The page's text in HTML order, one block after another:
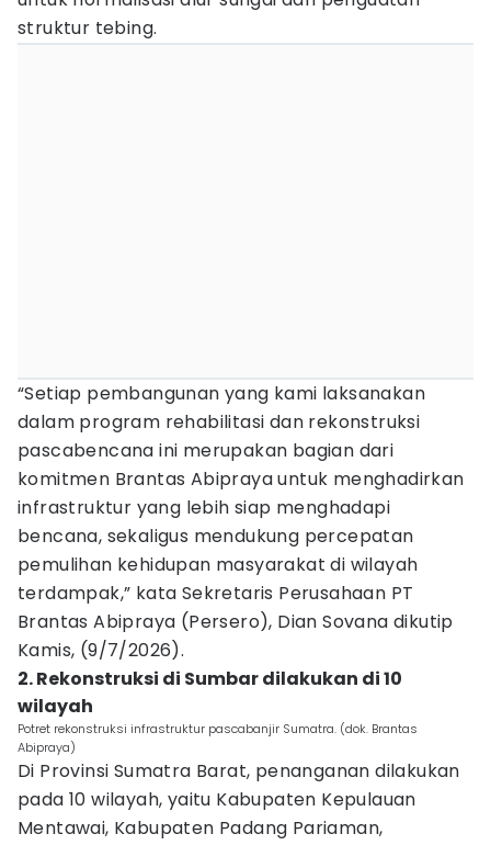
struktur tebing.
“Setiap pembangunan yang kami laksanakan
dalam program rehabilitasi dan rekonstruksi
pascabencana ini merupakan bagian dari
komitmen Brantas Abipraya untuk menghadirkan
infrastruktur yang lebih siap menghadapi
bencana, sekaligus mendukung percepatan
pemulihan kehidupan masyarakat di wilayah
terdampak,” kata Sekretaris Perusahaan PT
Brantas Abipraya (Persero), Dian Sovana dikutip
Kamis, (9/7/2026).
2. Rekonstruksi di Sumbar dilakukan di 10
wilayah
Potret rekonstruksi infrastruktur pascabanjir Sumatra. (dok. Brantas
Abipraya)
Di Provinsi Sumatra Barat, penanganan dilakukan
pada 10 wilayah, yaitu Kabupaten Kepulauan
Mentawai, Kabupaten Padang Pariaman,